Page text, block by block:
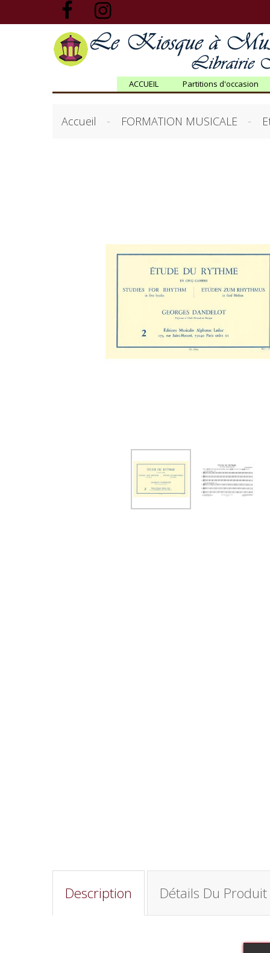
ACCUEIL Partitions d'occasion
Accueil FORMATION MUSICALE
Description Détails Du Produit